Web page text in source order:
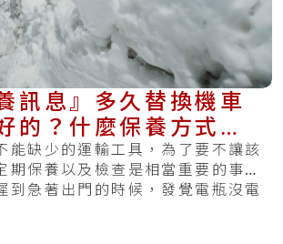
訊息』多久替換機車
的？什麼保養方式最
瓶？
能缺少的運輸工具，為了要不讓該
期保養以及檢查是相當重要的事。
到急著出門的時候，發覺電瓶沒電